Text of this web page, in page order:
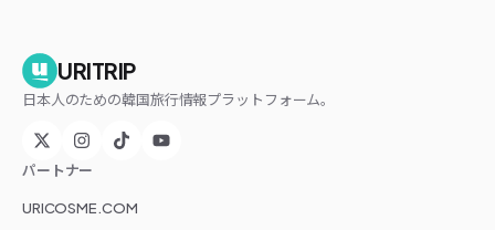
URITRIP
日本人のための韓国旅行情報プラットフォーム。
パートナー
URICOSME.COM